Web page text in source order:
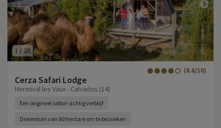
1 /28
Cerza Safari Lodge
(8.6/10)
Hermival les Vaux - Calvados (14)
Een origineel safari-achtig verblijf
Dierentuin van 60 hectare om te bezoeken